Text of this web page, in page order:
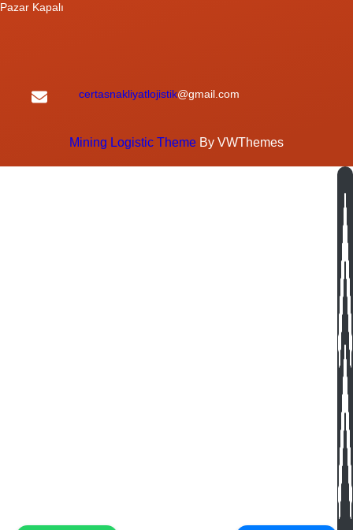
Pazar Kapalı
certasnakliyatlojistik@gmail.com
Mining Logistic Theme By VWThemes